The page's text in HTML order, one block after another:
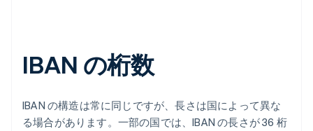
IBAN の桁数
IBAN の構造は常に同じですが、長さは国によって異な
る場合があります。一部の国では、IBAN の長さが 36 桁